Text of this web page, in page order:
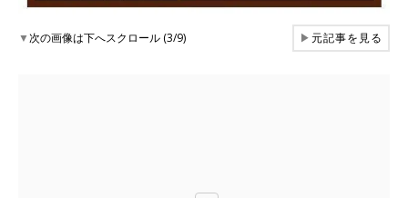
▼次の画像は下へスクロール (3/9) ▶元記事を見る